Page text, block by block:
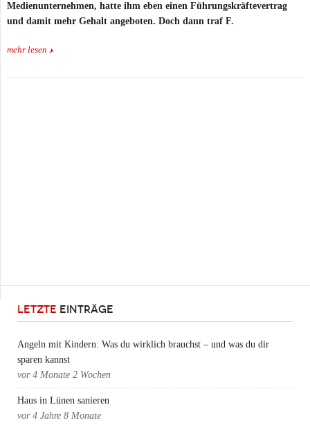
Medienunternehmen, hatte ihm eben einen Führungskräftevertrag
und damit mehr Gehalt angeboten. Doch dann traf F.
mehr lesen
LETZTE EINTRÄGE
Angeln mit Kindern: Was du wirklich brauchst – und was du dir
sparen kannst
vor 4 Monate 2 Wochen
Haus in Lünen sanieren
vor 4 Jahre 8 Monate